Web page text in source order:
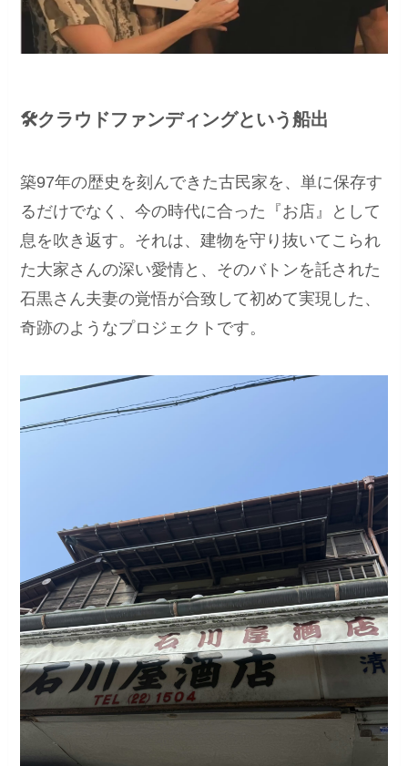
🛠クラウドファンディングという船出
築97年の歴史を刻んできた古民家を、単に保存す
るだけでなく、今の時代に合った『お店』として
息を吹き返す。それは、建物を守り抜いてこられ
た大家さんの深い愛情と、そのバトンを託された
石黒さん夫妻の覚悟が合致して初めて実現した、
奇跡のようなプロジェクトです。